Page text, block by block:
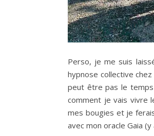
Perso, je me suis
hypnose collective chez
peut être pas le
comment je vais vivre
mes bougies et je
avec mon oracle Gaia